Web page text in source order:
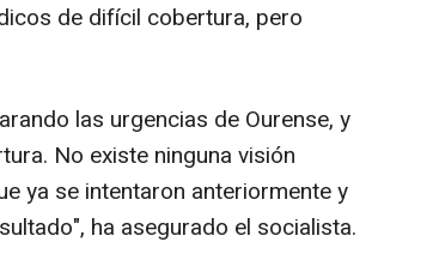
de difícil cobertura, pero
las urgencias de Ourense, y
No existe ninguna visión
ya se intentaron anteriormente y
ha asegurado el socialista.